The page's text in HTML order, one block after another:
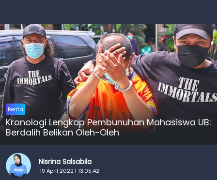
Berita
Kronologi Lengkap Pembunuhan Mahasiswa UB:
Berdalih Belikan Oleh-Oleh
Nisrina Salsabila
19 April 2022 | 13:05:42